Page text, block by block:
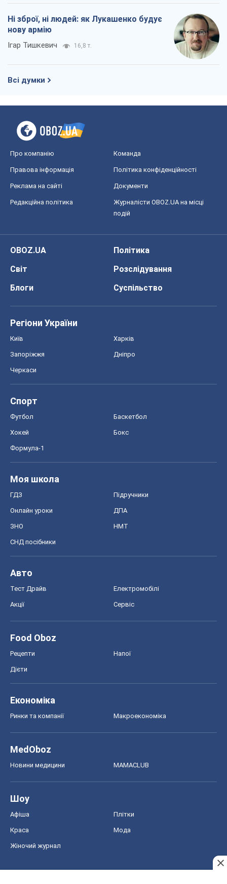
Ні зброї, ні людей: як Лукашенко будує
нову армію
Ігар Тишкевич 16,8 т.
Всі думки
Про компанію Команда
Правова інформація Політика конфіденційності
Реклама на сайті Документи
Редакційна політика
Журналісти OBOZ.UA на місці
подій
OBOZ.UA
Політика
Світ
Розслідування
Блоги
Суспільство
Регіони України
Київ Харків
Запоріжжя Дніпро
Черкаси
Спорт
Футбол Баскетбол
Хокей Бокс
Формула-1
Моя школа
ГДЗ Підручники
Онлайн уроки ДПА
ЗНО НМТ
СНД посібники
Авто
Тест Драйв Електромобілі
Акції Сервіс
Food Oboz
Рецепти Напої
Дієти
Економіка
Ринки та компанії Макроекономіка
MedOboz
Новини медицини MAMACLUB
Шоу
Афіша Плітки
Краса Мода
Жіночий журнал